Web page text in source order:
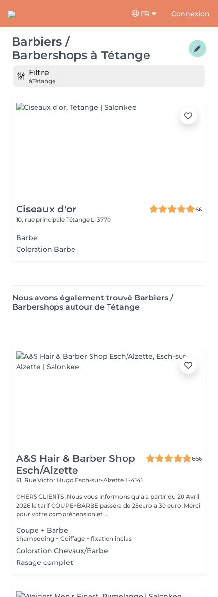
FR Connexion
Barbiers /
Barbershops à Tétange
Filtre
àTétange
Ciseaux d'or
66
10, rue principale Tétange L-3770
Barbe
Coloration Barbe
Nous avons également trouvé Barbiers /
Barbershops autour de Tétange
A&S Hair & Barber Shop
Esch/Alzette
666
61, Rue Victor Hugo Esch-sur-Alzette L-4141
CHERS CLIENTS ,Nous vous informons qu'a a partir du 20 Avril
2026 le tarif COUPE+BARBE passera de 25euro a 30 euro .Merci
pour votre compréhension et ...
Coupe + Barbe
Shampooing + Coiffage + fixation inclus
Coloration Chevaux/Barbe
Rasage complet